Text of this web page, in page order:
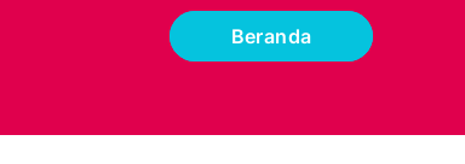
Beranda